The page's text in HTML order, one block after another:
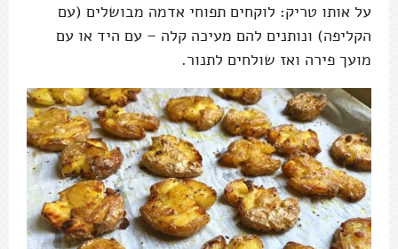
על אותו טריק: לוקחים תפוחי אדמה מבושלים (עם
הקליפה) ונותנים להם מעיכה קלה – עם היד או עם
מועך פירה ואז שולחים לתנור.